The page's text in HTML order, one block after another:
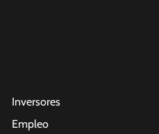
Inversores
Empleo